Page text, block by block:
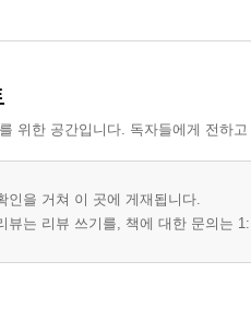
위한 공간입니다. 독자들에게 전하
인을 거쳐 이 곳에 게재됩니다.
뷰는 리뷰 쓰기를, 책에 대한 문의는